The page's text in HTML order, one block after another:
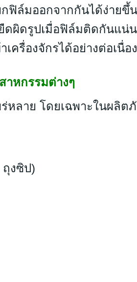
ฟิล์มออกจากกันได้ง่ายขึ้
ดผิดรูปเมื่อฟิล์มติดกันแน่น
ครื่องจักรได้อย่างต่อเนื่อ
าหกรรมต่างๆ
ร่หลาย โดยเฉพาะใน
งซิป)